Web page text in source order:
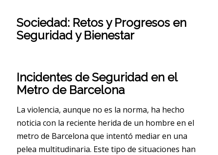
Sociedad: Retos y Progresos en
Seguridad y Bienestar
Incidentes de Seguridad en el
Metro de Barcelona
La violencia, aunque no es la norma, ha hecho
noticia con la reciente herida de un hombre en el
metro de Barcelona que intentó mediar en una
pelea multitudinaria. Este tipo de situaciones han